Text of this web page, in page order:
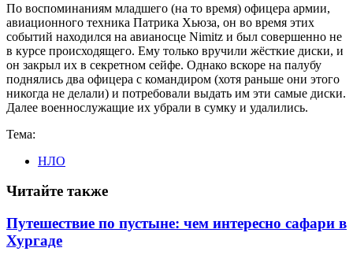
По воспоминаниям младшего (на то время) офицера армии,
авиационного техника Патрика Хьюза, он во время этих
событий находился на авианосце Nimitz и был совершенно не
в курсе происходящего. Ему только вручили жёсткие диски, и
он закрыл их в секретном сейфе. Однако вскоре на палубу
поднялись два офицера с командиром (хотя раньше они этого
никогда не делали) и потребовали выдать им эти самые диски.
Далее военнослужащие их убрали в сумку и удалились.
Тема:
НЛО
Читайте также
Путешествие по пустыне: чем интересно сафари в
Хургаде